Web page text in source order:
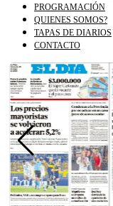
PROGRAMACIÓN
QUIENES SOMOS?
TAPAS DE DIARIOS
CONTACTO